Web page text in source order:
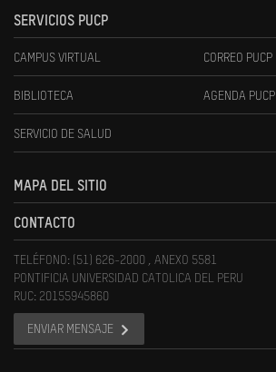
SERVICIOS PUCP
CAMPUS VIRTUAL CORREO PUCP
BIBLIOTECA AGENDA PUCP
SERVICIO DE SALUD
MAPA DEL SITIO
CONTACTO
TELÉFONO: (51) 626-2000 , ANEXO 5581
PONTIFICIA UNIVERSIDAD CATOLICA DEL PERU
RUC: 20155945860
ENVIAR MENSAJE